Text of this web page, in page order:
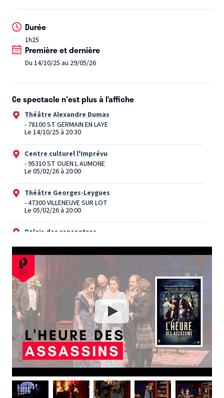
Vous ne me verrez pas car ce soir, je vais mourir.
Oh détrompez-vous, cela ne me fait pas plaisir !
C’était une si belle soirée, j’étais entouré d’amis chers :
Katherin ma soeur bien aimée, Hartford mon bras droit,
Conan Doyle le célèbre romancier.
Pourtant mon assassin est forcément parmi eux. Alors Qui
? Et si c’était simplement mon heure ?
Durée
1h25
Première et dernière
Du 14/10/25 au 29/05/26
Ce spectacle n'est plus à l’affiche
Théâtre Alexandre Dumas
- 78100 ST GERMAIN EN LAYE
Le 14/10/25 à 20:30
Centre culturel l'Imprévu
- 95310 ST OUEN L AUMONE
Le 05/02/26 à 20:00
Théâtre Georges-Leygues
- 47300 VILLENEUVE SUR LOT
Le 05/02/26 à 20:00
Palais des rencontres
Le 07/02/26 à 12:45
Théâtre Pierre Fresnay
- 95120 ERMONT
Le 10/04/26 à 20:30
Centre Culturel René Cassin
- 91410 DOURDAN
Le 11/04/26 à 20:30
Théâtre des Puteaux (anciennement Théâtre des
Hauts de Seine)
- 92800 PUTEAUX
Le 14/04/26 à 20:30